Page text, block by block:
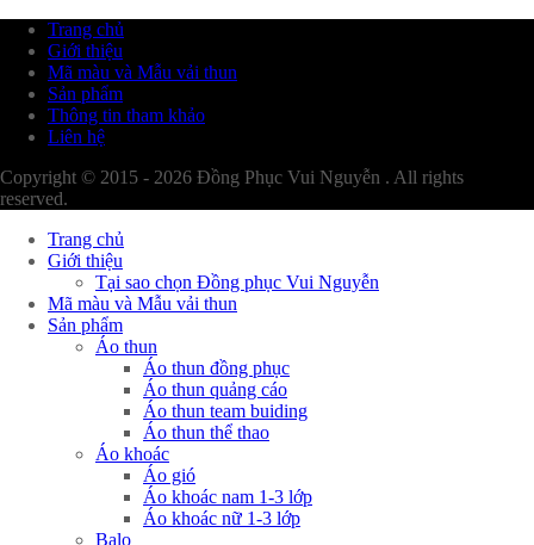
Trang chủ
Giới thiệu
Mã màu và Mẫu vải thun
Sản phẩm
Thông tin tham khảo
Liên hệ
Copyright © 2015 - 2026 Đồng Phục Vui Nguyễn . All rights
reserved.
Trang chủ
Giới thiệu
Tại sao chọn Đồng phục Vui Nguyễn
Mã màu và Mẫu vải thun
Sản phẩm
Áo thun
Áo thun đồng phục
Áo thun quảng cáo
Áo thun team buiding
Áo thun thể thao
Áo khoác
Áo gió
Áo khoác nam 1-3 lớp
Áo khoác nữ 1-3 lớp
Balo